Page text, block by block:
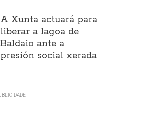
A Xunta actuará para
liberar a lagoa de
Baldaio ante a
presión social xerada